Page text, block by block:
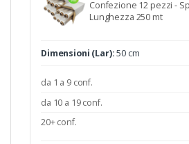
Confezione 12 pezzi -
Lunghezza 250 mt
Dimensioni (Lar):50 cm
da 1 a 9 conf.
da 10 a 19 conf.
20+ conf.